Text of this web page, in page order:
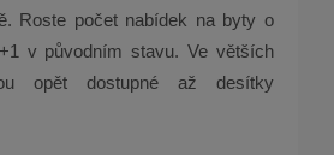
Roste počet nabídek na byty o
v původním stavu. Ve větších
opět dostupné až desítky